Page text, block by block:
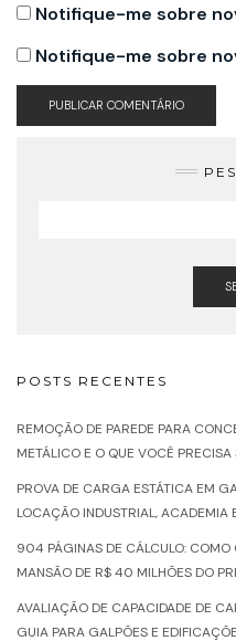
Notifique-me sobre
Notifique-me sobre
POSTS RECENTES
REMOÇÃO DE PAREDE PARA
METÁLICO E O QUE VOCÊ
PROVA DE CARGA ESTÁTICA EM
LOCAÇÃO INDUSTRIAL, ACADEMIA
904 PÁGINAS DE CÁLCULO: COMO
MANSÃO DE R$ 40 MILHÕES DO
AVALIAÇÃO DE CAPACIDADE DE
GUIA PARA GALPÕES E